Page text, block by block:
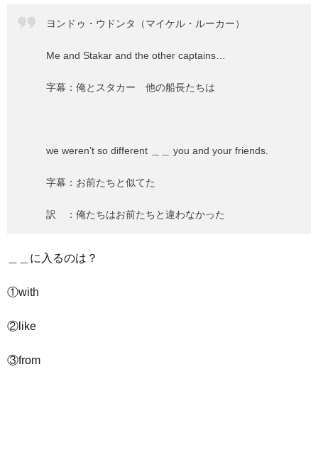
ヨンドゥ・ウドンタ（マイケル・ルーカー）
Me and Stakar and the other captains…
字幕：俺とスタカー 他の船長たちは
we weren’t so different ＿＿ you and your friends.
字幕：お前たちと似てた
訳 ：俺たちはお前たちと違わなかった
＿＿に入るのは？
①with
②like
③from